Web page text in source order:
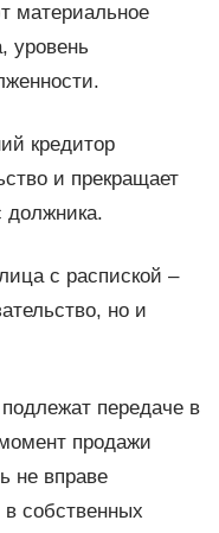
материальное
уровень
кредитор
и прекращает
должника.
с распиской –
но и
передаче в
продажи
не вправе
собственных